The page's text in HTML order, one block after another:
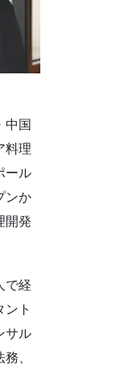
中国
料理
ール
ンか
開発
で経
ント
サル
、